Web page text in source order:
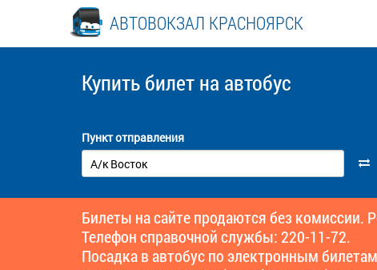
АВТОВОКЗАЛ КРАСНОЯРСК
Купить билет на автобус
Пункт отправления
Билеты на сайте продаются без комиссии.
Телефон справочной службы: 220-11-72.
Посадка в автобус по электронным